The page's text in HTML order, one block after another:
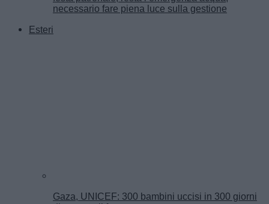
necessario fare piena luce sulla gestione
Esteri
Gaza, UNICEF: 300 bambini uccisi in 300 giorni